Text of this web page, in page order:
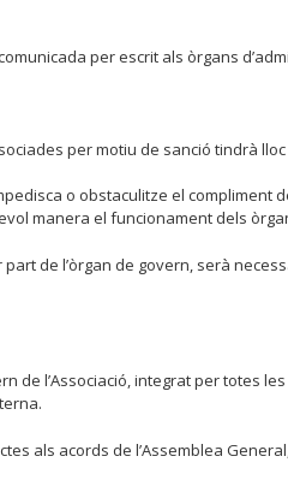
per escrit als òrgans
per motiu de sanció tindrà
o obstaculitze el compliment
manera el funcionament dels
de l’òrgan de govern, serà
de l’Associació, integrat per
als acords de l’Assemblea